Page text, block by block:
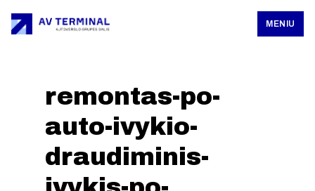
MENIU
remontas-po-
auto-ivykio-
draudiminis-